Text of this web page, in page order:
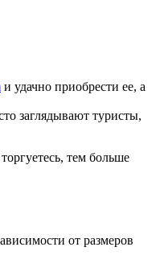
и удачно приобрести ее, а
заглядывают туристы,
тем больше
от размеров